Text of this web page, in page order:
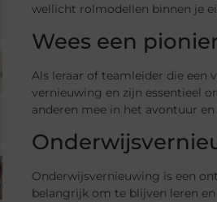
wellicht rolmodellen binnen je
Wees een
Als leraar of teamleider die een
vernieuwing en zijn essentieel
anderen mee in het avontuur
Onderwijsvernieuwing is een
belangrijk om te blijven leren